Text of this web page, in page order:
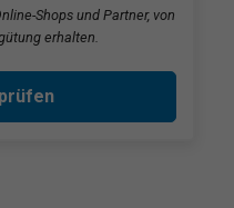
Shops und Partner, von
erhalten.